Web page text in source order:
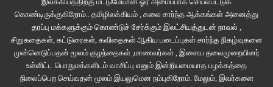
கொண்டிருக்குகிறோம்.. தமிழிலக்கியம் , கலை சார்ந்த ஆக்கங்கள் அனைத்து
தரப்பு மக்களுக்கும் கொண்டுச் சேர்க்கும் இலட்சியத்துடன் நாவல் ,
சிறுகதைகள், கட்டுரைகள், கவிதைகள் ஆகிய படைப்புகள் சார்ந்த நிகழ்வுகளை
முன்னெடுப்பதன் மூலம் குழந்தைகள் ,மாணவர்கள் , இளைய தலைமுறையினர்
உள்ளிட்ட பொதுமக்களிடம் வாசிப்பு எனும் இன்றியமையாத பழக்கத்தை
நிலைப்பெற செய்வதன் மூலம் இயலுமென நம்புகிறோம். மேலும், இவர்களை